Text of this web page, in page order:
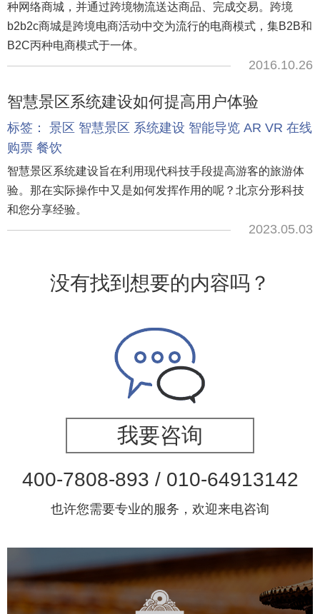
种网络商城，并通过跨境物流送达商品、完成交易。跨境
b2b2c商城是跨境电商活动中交为流行的电商模式，集B2B和
B2C丙种电商模式于一体。
2016.10.26
智慧景区系统建设如何提高用户体验
标签： 景区 智慧景区 系统建设 智能导览 AR VR 在线
购票 餐饮
智慧景区系统建设旨在利用现代科技手段提高游客的旅游体
验。那在实际操作中又是如何发挥作用的呢？北京分形科技
和您分享经验。
2023.05.03
没有找到想要的内容吗？
我要咨询
400-7808-893 / 010-64913142
也许您需要专业的服务，欢迎来电咨询
故宫博物院